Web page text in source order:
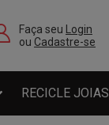
Faça seu Login
ou Cadastre-se
RECICLE JOIAS